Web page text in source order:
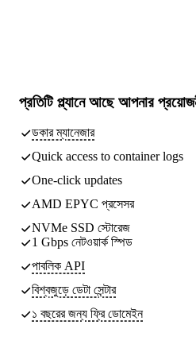
প্রতিটি প্ল্যানে আছেআপনার
ডকার ম্যানেজার
Quick access to container logs
One-click updates
AMD EPYC প্রসেসর
NVMe SSD স্টোরেজ
1 Gbps নেটওয়ার্ক স্পিড
পাবলিক API
বিশ্বজুড়ে ডেটা সেন্টার
১ বছরের জন্য ফ্রি ডোমেইন